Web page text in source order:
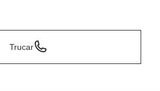
Trucar